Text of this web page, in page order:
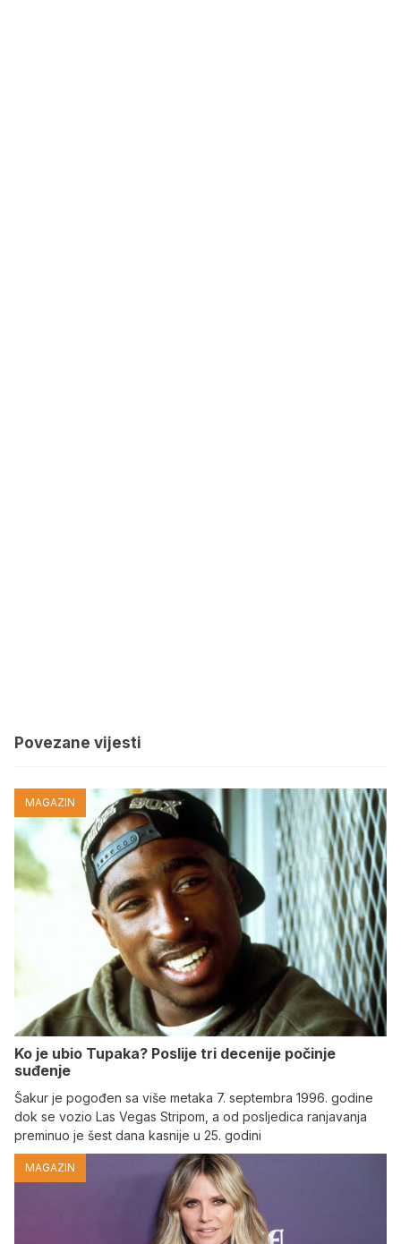
Povezane vijesti
MAGAZIN
Ko je ubio Tupaka? Poslije tri decenije počinje
suđenje
Šakur je pogođen sa više metaka 7. septembra 1996. godine
dok se vozio Las Vegas Stripom, a od posljedica ranjavanja
preminuo je šest dana kasnije u 25. godini
MAGAZIN